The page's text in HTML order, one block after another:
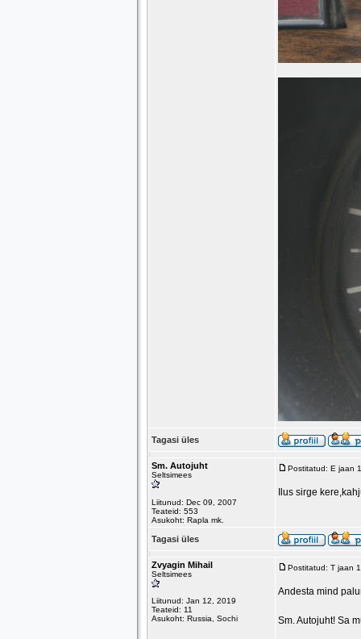
Tagasi üles
Sm. Autojuht
Seltsimees
Liitunud: Dec 09, 2007
Teateid: 553
Asukoht: Rapla mk.
Postitatud: E jaan
Ilus sirge
Tagasi üles
Zvyagin Mihail
Seltsimees
Liitunud: Jan 12, 2019
Teateid: 11
Asukoht: Russia, Sochi
Postitatud: T jaan
Andesta mind
Sm. Autojuht! Sa